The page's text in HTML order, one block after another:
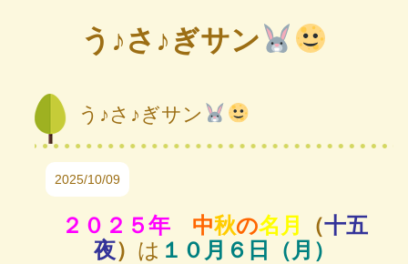
う♪さ♪ぎサン
う♪さ♪ぎサン
2025/10/09
２０２５年 中秋の名月 （十五
夜） は １０月６日（月）